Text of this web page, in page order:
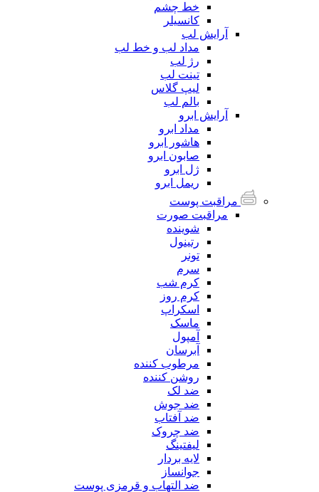
خط چشم
کانسیلر
آرایش لب
مداد لب و خط لب
رژ لب
تینت لب
لیپ گلاس
بالم لب
آرایش ابرو
مداد ابرو
هاشور ابرو
صابون ابرو
ژل ابرو
ریمل ابرو
مراقبت پوست
مراقبت صورت
شوینده
رتینول
تونر
سرم
کرم شب
کرم روز
اسکراپ
ماسک
آمپول
آبرسان
مرطوب کننده
روشن کننده
ضد لک
ضد جوش
ضد آفتاب
ضد چروک
لیفتینگ
لایه بردار
جوانساز
ضد التهاب و قرمزی پوست